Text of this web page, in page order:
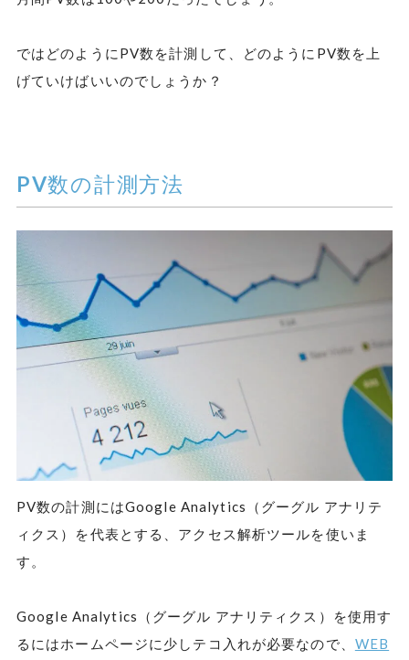
ではどのようにPV数を計測して、どのようにPV数を上
げていけばいいのでしょうか？
PV数の計測方法
PV数の計測にはGoogle Analytics（グーグル アナリテ
ィクス）を代表とする、アクセス解析ツールを使いま
す。
Google Analytics（グーグル アナリティクス）を使用す
るにはホームページに少しテコ入れが必要なので、 WEB